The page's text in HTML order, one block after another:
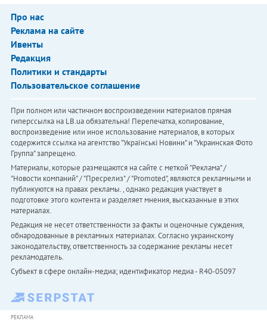
Про нас
Реклама на сайте
Ивенты
Редакция
Политики и стандарты
Пользовательское соглашение
При полном или частичном воспроизведении материалов прямая
гиперссылка на LB.ua обязательна! Перепечатка, копирование,
воспроизведение или иное использование материалов, в которых
содержится ссылка на агентство "Українськi Новини" и "Украинская Фото
Группа" запрещено.
Материалы, которые размещаются на сайте с меткой "Реклама" /
"Новости компаний" / "Пресрелиз" / "Promoted", являются рекламными и
публикуются на правах рекламы. , однако редакция участвует в
подготовке этого контента и разделяет мнения, высказанные в этих
материалах.
Редакция не несет ответственности за факты и оценочные суждения,
обнародованные в рекламных материалах. Согласно украинскому
законодательству, ответственность за содержание рекламы несет
рекламодатель.
Субъект в сфере онлайн-медиа; идентификатор медиа - R40-05097
РЕКЛАМА